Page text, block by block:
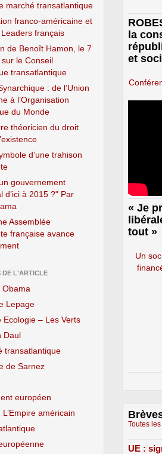
marché transatlantique
franco-américaine et
français
de Benoît Hamon, le 7
le Conseil
transatlantique
: de l’Union
à l’Organisation
du Monde
théoricien du droit
d’une trahison
gouvernement
d’ici à 2015 ?" Par
Assemblée
française avance
DE L'ARTICLE
Obama
Lepage
Ecologie – Les Verts
Daul
transatlantique
de Sarnez
européen
L’Empire américain
la
et
« Je
tout »
Un
Toutes
UE :